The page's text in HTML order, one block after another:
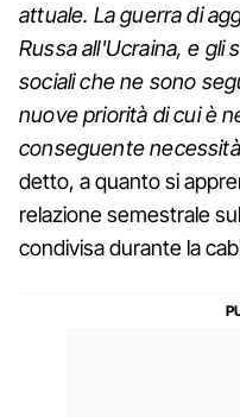
attuale. La guerra di
Russa all'Ucraina, e gli
sociali che ne sono
nuove priorità di cui è
conseguente
detto, a quanto si
relazione semestrale
condivisa durante la